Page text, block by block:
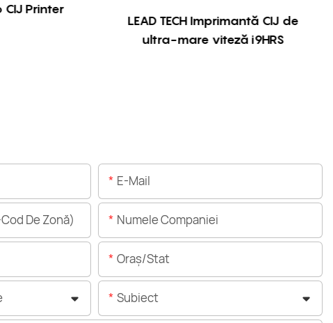
CIJ Printer
LEAD TECH Imprimantă CIJ de
ultra-mare viteză i9HRS
E-Mail
De Zonă) Numele Companiei
Oraș/stat
Subiect